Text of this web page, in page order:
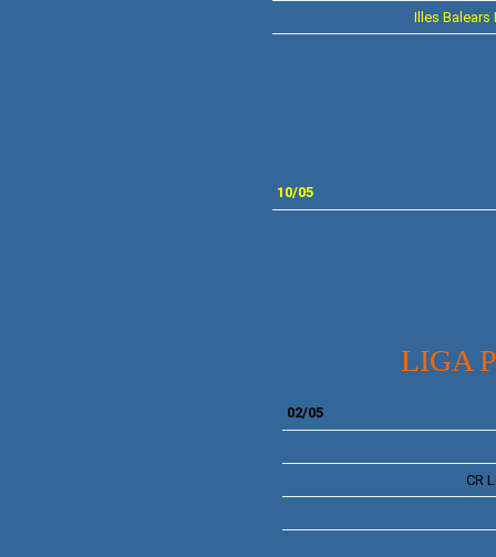
Illes Balears
10/05
LIGA
02/05
CR